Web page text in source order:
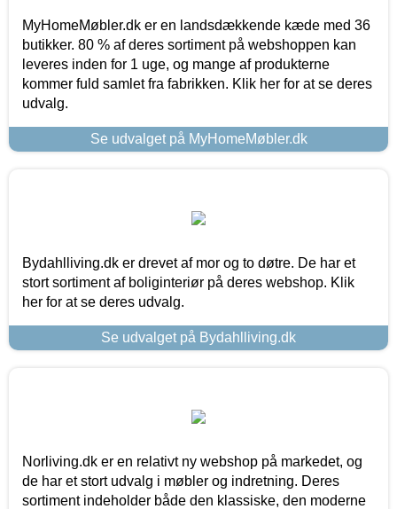
MyHomeMøbler.dk er en landsdækkende kæde med 36
butikker. 80 % af deres sortiment på webshoppen kan
leveres inden for 1 uge, og mange af produkterne
kommer fuld samlet fra fabrikken. Klik her for at se deres
udvalg.
Se udvalget på MyHomeMøbler.dk
Bydahlliving.dk er drevet af mor og to døtre. De har et
stort sortiment af boliginteriør på deres webshop. Klik
her for at se deres udvalg.
Se udvalget på Bydahlliving.dk
Norliving.dk er en relativt ny webshop på markedet, og
de har et stort udvalg i møbler og indretning. Deres
sortiment indeholder både den klassiske, den moderne